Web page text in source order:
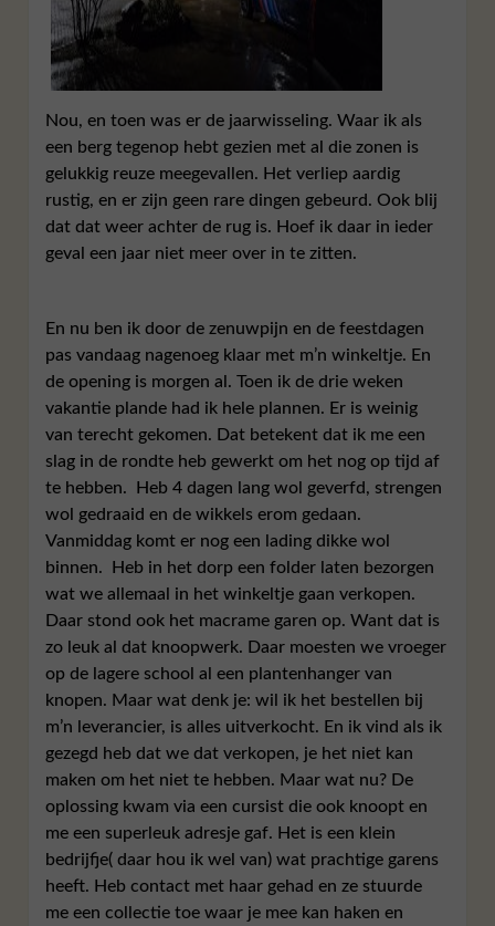
Nou, en toen was er de jaarwisseling. Waar ik als
een berg tegenop hebt gezien met al die zonen is
gelukkig reuze meegevallen. Het verliep aardig
rustig, en er zijn geen rare dingen gebeurd. Ook blij
dat dat weer achter de rug is. Hoef ik daar in ieder
geval een jaar niet meer over in te zitten.
En nu ben ik door de zenuwpijn en de feestdagen
pas vandaag nagenoeg klaar met m’n winkeltje. En
de opening is morgen al. Toen ik de drie weken
vakantie plande had ik hele plannen. Er is weinig
van terecht gekomen. Dat betekent dat ik me een
slag in de rondte heb gewerkt om het nog op tijd af
te hebben. Heb 4 dagen lang wol geverfd, strengen
wol gedraaid en de wikkels erom gedaan.
Vanmiddag komt er nog een lading dikke wol
binnen. Heb in het dorp een folder laten bezorgen
wat we allemaal in het winkeltje gaan verkopen.
Daar stond ook het macrame garen op. Want dat is
zo leuk al dat knoopwerk. Daar moesten we vroeger
op de lagere school al een plantenhanger van
knopen. Maar wat denk je: wil ik het bestellen bij
m’n leverancier, is alles uitverkocht. En ik vind als ik
gezegd heb dat we dat verkopen, je het niet kan
maken om het niet te hebben. Maar wat nu? De
oplossing kwam via een cursist die ook knoopt en
me een superleuk adresje gaf. Het is een klein
bedrijfje( daar hou ik wel van) wat prachtige garens
heeft. Heb contact met haar gehad en ze stuurde
me een collectie toe waar je mee kan haken en